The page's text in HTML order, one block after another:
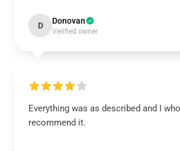
D Donovan
Verified owner
Everything was as described and I
recommend it.